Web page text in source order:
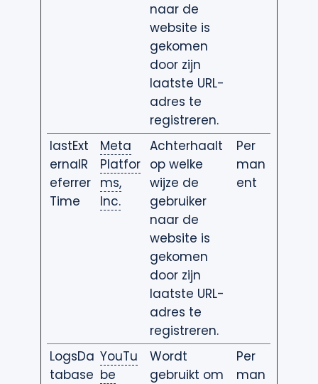
naar de
website is
gekomen
door zijn
laatste URL-
adres te
registreren.
lastExt
ernalR
eferrer
Time
Meta
Platfor
ms,
Inc.
Achterhaalt
op welke
wijze de
gebruiker
naar de
website is
gekomen
door zijn
laatste URL-
adres te
registreren.
Per
man
ent
LogsDa
tabase
YouTu
be
Wordt
gebruikt om
Per
man